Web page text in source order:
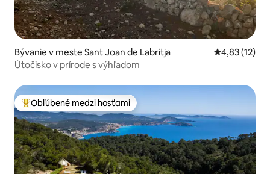
Bývanie v meste Sant Joan de Labritja Priemerné
4,83 (12)
Útočisko v prírode s výhľadom
Najobľúbenejšie medzi hosťami
Obľúbené medzi hosťami